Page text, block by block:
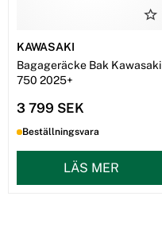
KAWASAKI
Bagageräcke Bak Kawasaki
750 2025+
3 799 SEK
Beställningsvara
LÄS MER